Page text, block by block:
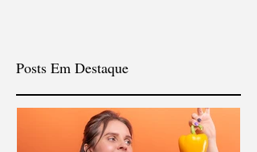
Posts Em Destaque